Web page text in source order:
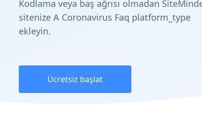
Kodlama veya baş ağrısı olmadan
sitenize A Coronavirus Faq platform_type
ekleyin.
Ücretsiz başlat